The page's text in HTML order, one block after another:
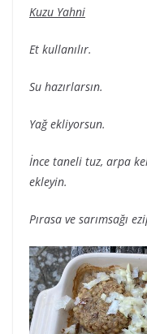
Kuzu Yahni
Et kullanılır.
Su hazırlarsın.
Yağ ekliyorsun.
İnce taneli tuz, arpa
ekleyin.
Pırasa ve sarımsağı